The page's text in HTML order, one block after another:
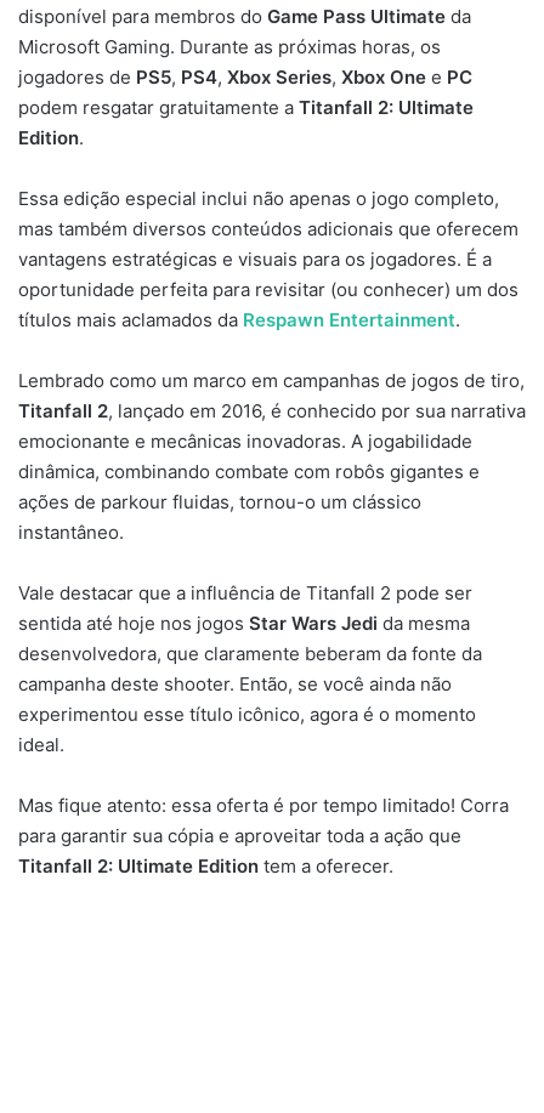
disponível para membros do Game Pass Ultimate da
Microsoft Gaming. Durante as próximas horas, os
jogadores de PS5, PS4, Xbox Series, Xbox One e PC
podem resgatar gratuitamente a Titanfall 2: Ultimate
Edition.
Essa edição especial inclui não apenas o jogo completo,
mas também diversos conteúdos adicionais que oferecem
vantagens estratégicas e visuais para os jogadores. É a
oportunidade perfeita para revisitar (ou conhecer) um dos
títulos mais aclamados da Respawn Entertainment.
Lembrado como um marco em campanhas de jogos de tiro,
Titanfall 2, lançado em 2016, é conhecido por sua narrativa
emocionante e mecânicas inovadoras. A jogabilidade
dinâmica, combinando combate com robôs gigantes e
ações de parkour fluidas, tornou-o um clássico
instantâneo.
Vale destacar que a influência de Titanfall 2 pode ser
sentida até hoje nos jogos Star Wars Jedi da mesma
desenvolvedora, que claramente beberam da fonte da
campanha deste shooter. Então, se você ainda não
experimentou esse título icônico, agora é o momento
ideal.
Mas fique atento: essa oferta é por tempo limitado! Corra
para garantir sua cópia e aproveitar toda a ação que
Titanfall 2: Ultimate Edition tem a oferecer.